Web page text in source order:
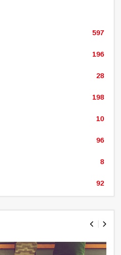
597
196
28
198
10
96
8
92